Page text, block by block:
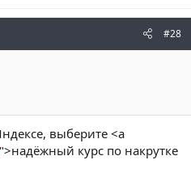
#28
выберите <a
">надёжный курс по накрутке